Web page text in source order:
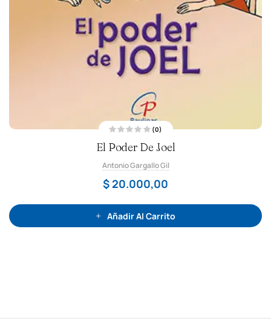
a
l
r
a
o
n
0
d
(0)
El Poder De Joel
Antonio Gargallo Gil
$ 20.000,00
Añadir Al Carrito